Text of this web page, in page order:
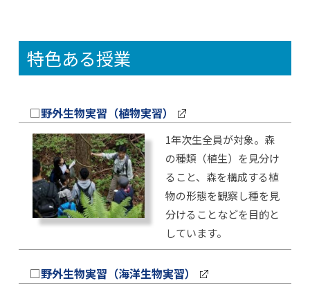
特色ある授業
□野外生物実習（植物実習）
1年次生全員が対象。森
の種類（植生）を見分け
ること、森を構成する植
物の形態を観察し種を見
分けることなどを目的と
しています。
□野外生物実習（海洋生物実習）